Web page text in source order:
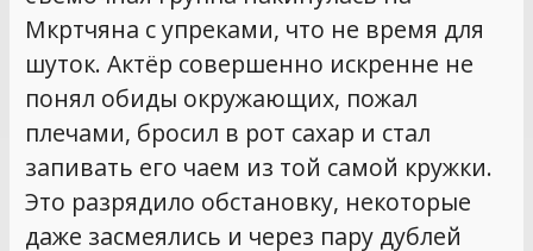
Мкртчяна с упреками, что не время для
шуток. Актёр совершенно искренне не
понял обиды окружающих, пожал
плечами, бросил в рот сахар и стал
запивать его чаем из той самой кружки.
Это разрядило обстановку, некоторые
даже засмеялись и через пару дублей